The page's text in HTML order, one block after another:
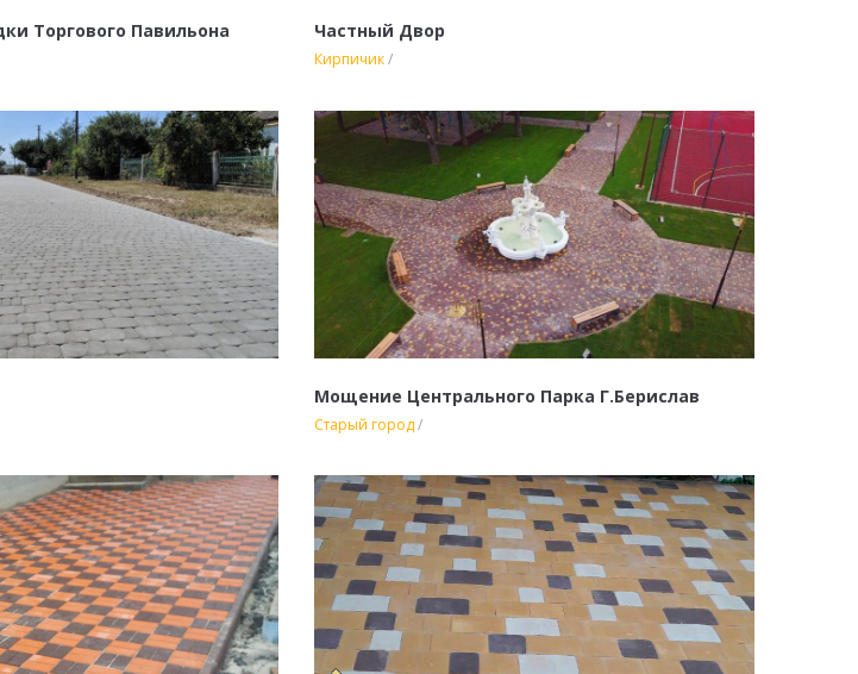
Торгового Павильона Частный Двор
Кирпичик/
Мощение Центрального Парка Г.Берислав
Старый город/